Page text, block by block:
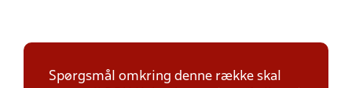
Spørgsmål omkring denne række skal